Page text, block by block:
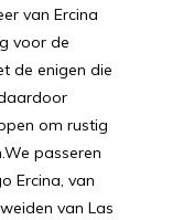
van Ercina
voor de
de enigen die
om rustig
passeren
Ercina, van
van Las